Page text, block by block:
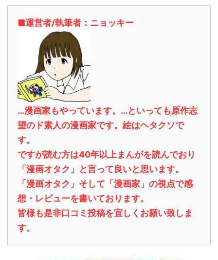
■運営者/執筆者：ニョッキー
…漫画家もやっています。…といっても原作志
望のド素人の漫画家です。絵はヘタクソで
す。
ですが読む方は40年以上まんがを読んでおり
「漫画オタク」と言って良いと思います。
「漫画オタク」そして「漫画家」の視点で感
想・レビューを書いております。
皆様も是非口コミ投稿を宜しくお願い致しま
す。